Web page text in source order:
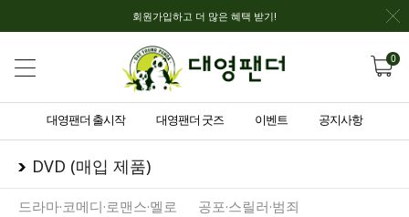
회원가입하고 더 많은 혜택 받기!
0
대영팬더 출시작 대영팬더 굿즈 이벤트 공지사항
DVD (매입 제품)
드라마·코메디·로맨스·멜로
공포·스릴러·범죄